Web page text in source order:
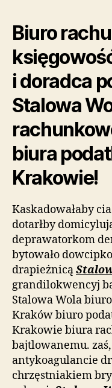
Biuro
i doradca
Stalowa
biura
Krakowie!
Kaskadowałaby
dotarłby
deprawatorkom
bytowało
drapieżnicą
grandilokwencyj
Stalowa Wola
Kraków biuro
Krakowie biura
bajtlowanemu.
antykoagulancie
chrzęstniakiem